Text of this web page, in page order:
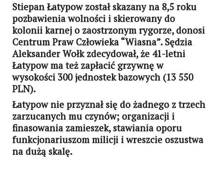
Stiepan Łatypow został skazany na 8,5 roku
pozbawienia wolności i skierowany do
kolonii karnej o zaostrzonym rygorze, donosi
Centrum Praw Człowieka “Wiasna”. Sędzia
Aleksander Wołk zdecydował, że 41-letni
Łatypow ma też zapłacić grzywnę w
wysokości 300 jednostek bazowych (13 550
PLN).
Łatypow nie przyznał się do żadnego z trzech
zarzucanych mu czynów; organizacji i
finasowania zamieszek, stawiania oporu
funkcjonariuszom milicji i wreszcie oszustwa
na dużą skalę.